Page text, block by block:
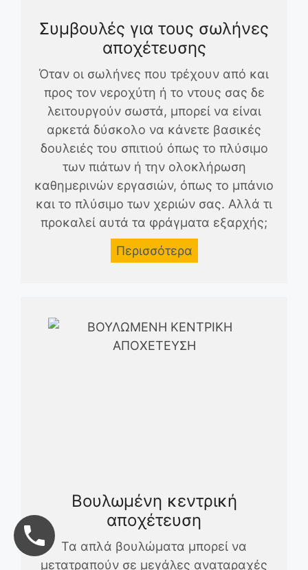
Συμβουλές για τους σωλήνες
αποχέτευσης
Όταν οι σωλήνες που τρέχουν από και
προς τον νεροχύτη ή το ντους σας δε
λειτουργούν σωστά, μπορεί να είναι
αρκετά δύσκολο να κάνετε βασικές
δουλειές του σπιτιού όπως το πλύσιμο
των πιάτων ή την ολοκλήρωση
καθημερινών εργασιών, όπως το μπάνιο
και το πλύσιμο των χεριών σας. Αλλά τι
προκαλεί αυτά τα φράγματα εξαρχής;
Περισσότερα
Βουλωμένη κεντρική
αποχέτευση
Τα απλά βουλώματα μπορεί να
μετατραπούν σε μεγάλες αναταραχές